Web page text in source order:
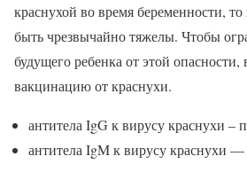
краснухой во время беременности,
быть чрезвычайно тяжелы. Чтобы
будущего ребенка от этой
вакцинацию от краснухи.
антитела IgG к вирусу краснухи –
антитела IgM к вирусу краснухи —